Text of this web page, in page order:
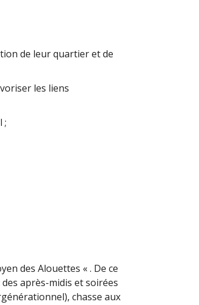
de leur quartier et de
les liens
;
des Alouettes « . De ce
après-midis et soirées
chasse aux